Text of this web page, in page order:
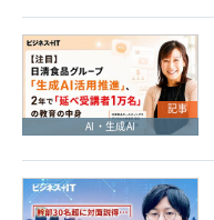
記事
AI・生成AI